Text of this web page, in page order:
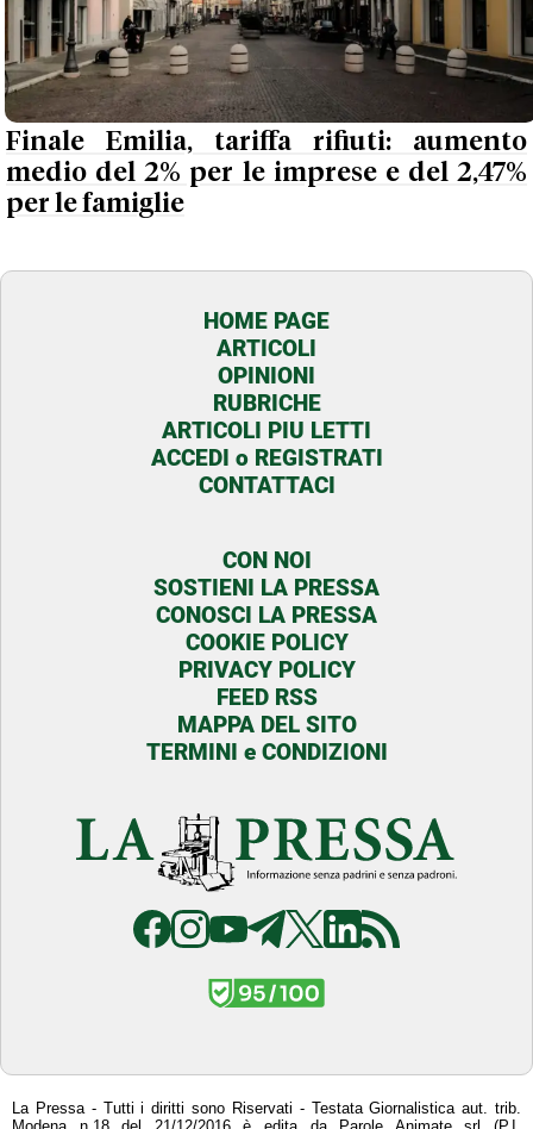
Finale Emilia, tariffa rifiuti: aumento
medio del 2% per le imprese e del 2,47%
per le famiglie
HOME PAGE
ARTICOLI
OPINIONI
RUBRICHE
ARTICOLI PIU LETTI
ACCEDI o REGISTRATI
CONTATTACI
CON NOI
SOSTIENI LA PRESSA
CONOSCI LA PRESSA
COOKIE POLICY
PRIVACY POLICY
FEED RSS
MAPPA DEL SITO
TERMINI e CONDIZIONI
La Pressa - Tutti i diritti sono Riservati - Testata Giornalistica aut. trib.